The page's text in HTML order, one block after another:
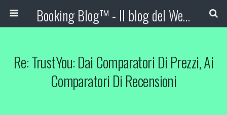
Booking Blog™ - Il blog del Web Marketing Turistico
Re: TrustYou: Dai Comparatori Di Prezzi, Ai
Comparatori Di Recensioni